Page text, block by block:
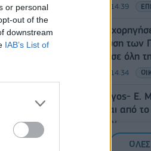
or personal
out of the
downstream
IAB’s List of
07/08/2026 - 14:39
ΥΠΠΟ:
την ενίσχυση
Φεστιβάλ σε όλη
07/08/2026 - 14:34
Άρειος Πάγος- Ε.
ανασύρεται από
υποκλοπών
07/08/2026 - 14:11
ΟΛΕΣ